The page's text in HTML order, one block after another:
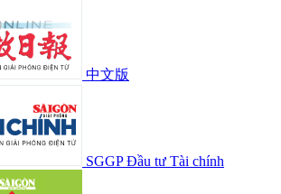
中文版
SGGP Đầu tư Tài chính